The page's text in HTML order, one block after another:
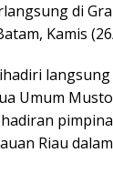
di
Kamis
Umum
Riau